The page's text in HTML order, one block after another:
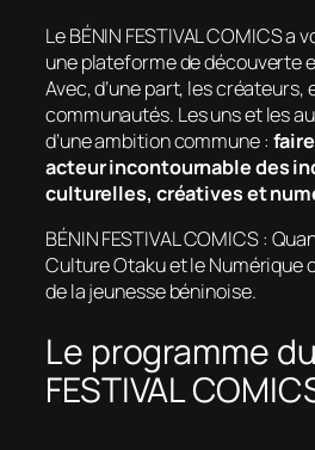
Le BÉNIN FESTIVAL COMICS a
une plateforme de découverte
Avec, d’une part, les créateurs,
communautés. Les uns et les
d’une ambition commune :
acteur incontournable des
culturelles, créatives et
BÉNIN FESTIVAL COMICS :
Culture Otaku et le Numérique
de la jeunesse béninoise.
Le programme
FESTIVAL